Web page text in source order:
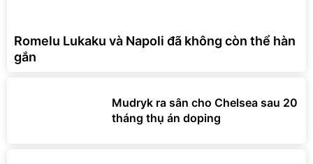
Romelu Lukaku và Napoli đã không còn thể hàn
gắn
Mudryk ra sân cho Chelsea sau 20
tháng thụ án doping